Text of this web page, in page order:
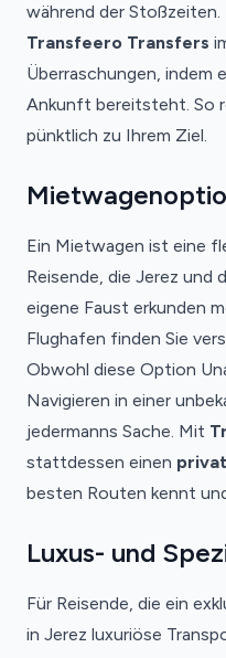
während der Stoßzeiten.
Transfeero Transfers
Überraschungen, indem
Ankunft bereitsteht. So
pünktlich zu Ihrem Ziel.
Ein Mietwagen ist eine
Reisende, die Jerez und
eigene Faust erkunden
Flughafen finden Sie
Obwohl diese Option
Navigieren in einer
jedermanns Sache. Mit
stattdessen einen
besten Routen kennt
Luxus- und
Für Reisende, die ein
in Jerez luxuriöse